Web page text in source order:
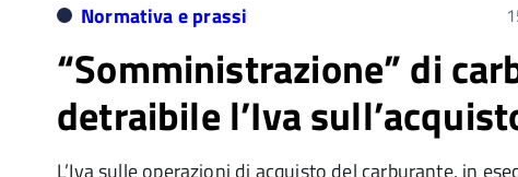
Normativa e prassi
“Somministrazione” di
detraibile l’Iva
L’Iva sulle operazioni di acquisto del carburante, in